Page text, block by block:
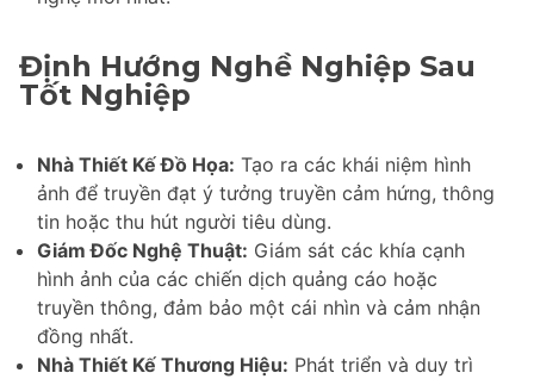
Định Hướng Nghề Nghiệp Sau
Tốt Nghiệp
Nhà Thiết Kế Đồ Họa: Tạo ra các khái niệm hình
ảnh để truyền đạt ý tưởng truyền cảm hứng, thông
tin hoặc thu hút người tiêu dùng.
Giám Đốc Nghệ Thuật: Giám sát các khía cạnh
hình ảnh của các chiến dịch quảng cáo hoặc
truyền thông, đảm bảo một cái nhìn và cảm nhận
đồng nhất.
Nhà Thiết Kế Thương Hiệu: Phát triển và duy trì